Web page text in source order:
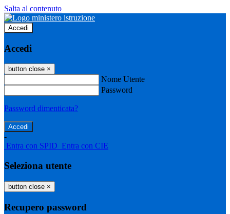
Salta al contenuto
Accedi
Accedi
button close ×
Nome Utente
Password
Password dimenticata?
-
Entra con SPID Entra con CIE
Seleziona utente
button close ×
Recupero password